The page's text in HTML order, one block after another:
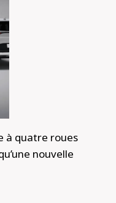
à quatre roues
nouvelle